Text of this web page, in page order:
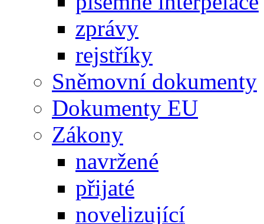
zprávy
rejstříky
Sněmovní dokumenty
Dokumenty EU
Zákony
navržené
přijaté
novelizující